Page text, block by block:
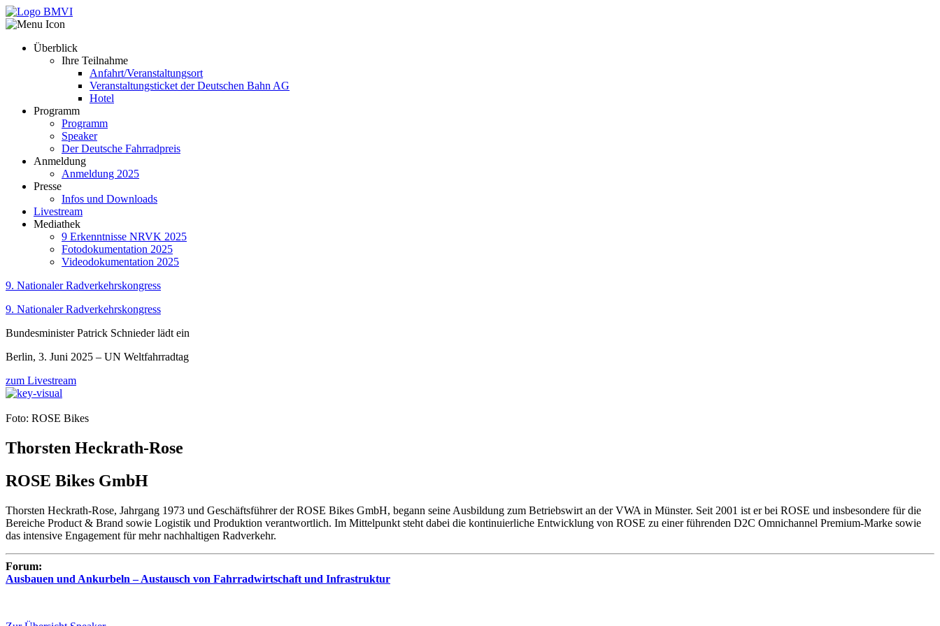
Überblick
Ihre Teilnahme
Anfahrt/Veranstaltungsort
Veranstaltungsticket der Deutschen Bahn AG
Hotel
Programm
Programm
Speaker
Der Deutsche Fahrradpreis
Anmeldung
Anmeldung 2025
Presse
Infos und Downloads
Livestream
Mediathek
9 Erkenntnisse NRVK 2025
Fotodokumentation 2025
Videodokumentation 2025
9. Nationaler Radverkehrskongress
9. Nationaler Radverkehrskongress
Bundesminister Patrick Schnieder lädt ein
Berlin, 3. Juni 2025 – UN Weltfahrradtag
zum Livestream
Foto: ROSE Bikes
Thorsten Heckrath-Rose
ROSE Bikes GmbH
Thorsten Heckrath-Rose, Jahrgang 1973 und Geschäftsführer der ROSE Bikes GmbH, begann seine Ausbildung zum Betriebswirt an der VWA in Münster. Seit 2001 ist er bei ROSE und insbesondere für die
Bereiche Product & Brand sowie Logistik und Produktion verantwortlich. Im Mittelpunkt steht dabei die kontinuierliche Entwicklung von ROSE zu einer führenden D2C Omnichannel Premium-Marke sowie
das intensive Engagement für mehr nachhaltigen Radverkehr.
Forum:
Ausbauen und Ankurbeln – Austausch von Fahrradwirtschaft und Infrastruktur